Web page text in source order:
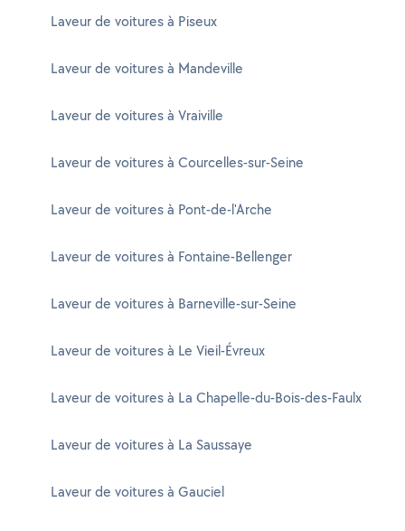
Laveur de voitures à Piseux
Laveur de voitures à Mandeville
Laveur de voitures à Vraiville
Laveur de voitures à Courcelles-sur-Seine
Laveur de voitures à Pont-de-l'Arche
Laveur de voitures à Fontaine-Bellenger
Laveur de voitures à Barneville-sur-Seine
Laveur de voitures à Le Vieil-Évreux
Laveur de voitures à La Chapelle-du-Bois-des-Faulx
Laveur de voitures à La Saussaye
Laveur de voitures à Gauciel